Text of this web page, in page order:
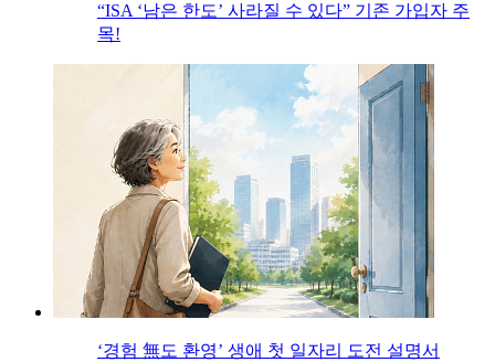
“ISA ‘남은 한도’ 사라질 수 있다” 기존 가입자 주
목!
‘경험 無도 환영’ 생애 첫 일자리 도전 설명서